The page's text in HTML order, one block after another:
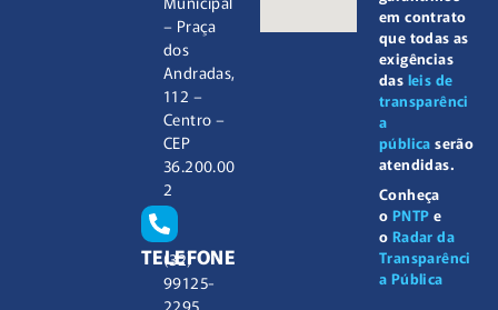
– Praça
dos
Andradas,
112 –
Centro –
CEP
36.200.00
2
TELEFONE
(32)
99125-
2295
em contrato
que todas as
exigências
das leis de
transparênci
a
pública serão
atendidas.
Conheça
o PNTP e
o Radar da
Transparênci
a Pública